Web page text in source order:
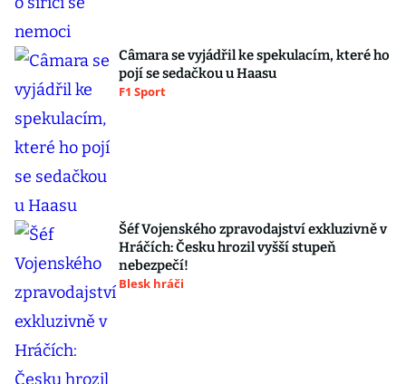
Câmara se vyjádřil ke spekulacím, které ho
pojí se sedačkou u Haasu
F1 Sport
Šéf Vojenského zpravodajství exkluzivně v
Hráčích: Česku hrozil vyšší stupeň
nebezpečí!
Blesk hráči